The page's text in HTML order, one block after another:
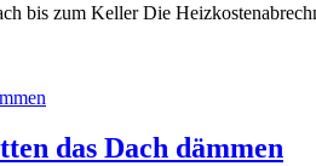
bis zum Keller Die
das Dach dämmen